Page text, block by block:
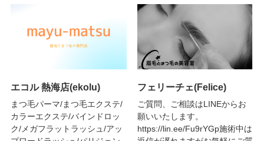
エコル 熱海店(ekolu)
まつ毛パーマ/まつ毛エクステ/
カラーエクステ/バインドロッ
ク/メガフラットラッシュ/アッ
フェリーチェ(Felice)
ご質問、ご相談はLINEからお
願いいたします。
https://lin.ee/Fu9rYGp施術中は